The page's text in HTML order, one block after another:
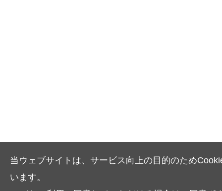
当ウェブサイトは、サービス向上の目的のため
います。